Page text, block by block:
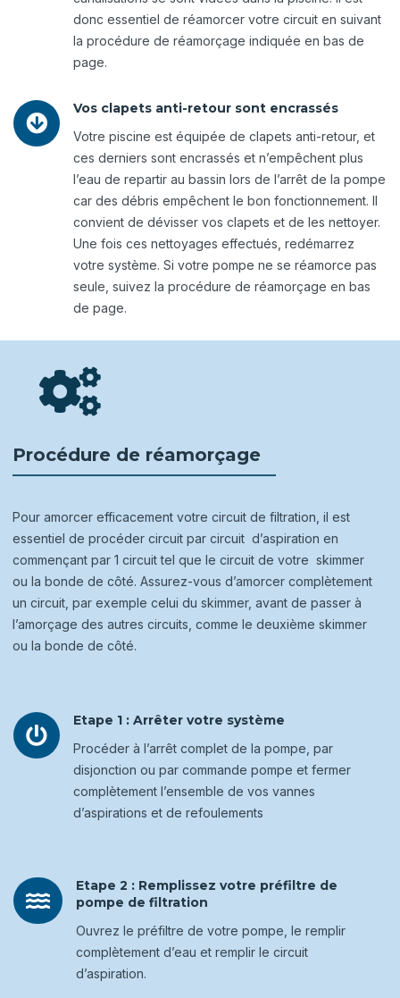
donc essentiel de réamorcer votre circuit en suivant
la procédure de réamorçage indiquée en bas de
page.

Vos clapets anti-retour sont encrassés
Votre piscine est équipée de clapets anti-retour, et
ces derniers sont encrassés et n’empêchent plus
l’eau de repartir au bassin lors de l’arrêt de la pompe
car des débris empêchent le bon fonctionnement. Il
convient de dévisser vos clapets et de les nettoyer.
Une fois ces nettoyages effectués, redémarrez
votre système. Si votre pompe ne se réamorce pas
seule, suivez la procédure de réamorçage en bas
de page.

Procédure de réamorçage
Pour amorcer efficacement votre circuit de filtration, il est
essentiel de procéder circuit par circuit d’aspiration en
commençant par 1 circuit tel que le circuit de votre skimmer
ou la bonde de côté. Assurez-vous d’amorcer complètement
un circuit, par exemple celui du skimmer, avant de passer à
l’amorçage des autres circuits, comme le deuxième skimmer
ou la bonde de côté.

Etape 1 : Arrêter votre système
Procéder à l’arrêt complet de la pompe, par
disjonction ou par commande pompe et fermer
complètement l’ensemble de vos vannes
d’aspirations et de refoulements

Etape 2 : Remplissez votre préfiltre de
pompe de filtration
Ouvrez le préfiltre de votre pompe, le remplir
complètement d’eau et remplir le circuit
d’aspiration.